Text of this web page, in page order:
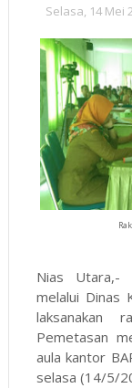
Selasa, 14 Mei
Nias Utara,-
melalui Dinas
laksanakan
Pemetasan
aula kantor
selasa (14/5/